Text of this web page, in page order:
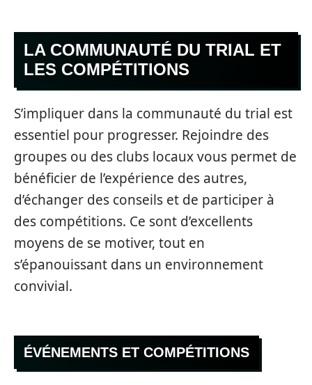
LA COMMUNAUTÉ DU TRIAL ET
LES COMPÉTITIONS
S’impliquer dans la communauté du trial est
essentiel pour progresser. Rejoindre des
groupes ou des clubs locaux vous permet de
bénéficier de l’expérience des autres,
d’échanger des conseils et de participer à
des compétitions. Ce sont d’excellents
moyens de se motiver, tout en
s’épanouissant dans un environnement
convivial.
ÉVÉNEMENTS ET COMPÉTITIONS